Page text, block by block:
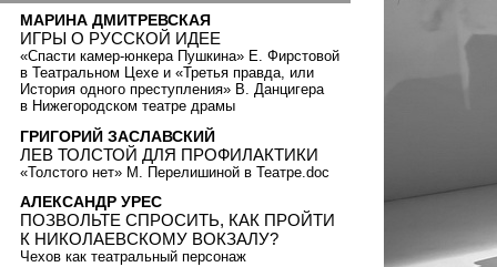
МАРИНА ДМИТРЕВСКАЯ
ИГРЫ О РУССКОЙ ИДЕЕ
«Спасти камер-юнкера Пушкина» Е. Фирстовой
в Театральном Цехе и «Третья правда, или
История одного преступления» В. Данцигера
в Нижегородском театре драмы
ГРИГОРИЙ ЗАСЛАВСКИЙ
ЛЕВ ТОЛСТОЙ ДЛЯ ПРОФИЛАКТИКИ
«Толстого нет» М. Перелишиной в Театре.doc
АЛЕКСАНДР УРЕС
ПОЗВОЛЬТЕ СПРОСИТЬ, КАК ПРОЙТИ
К НИКОЛАЕВСКОМУ ВОКЗАЛУ?
Чехов как театральный персонаж